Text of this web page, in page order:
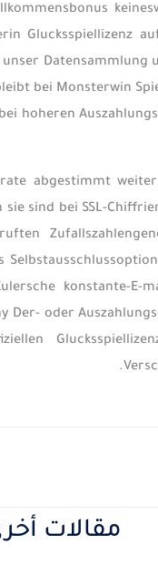
Glucksspiellizenz
bei Monsterwin
hoheren
abgestimmt
sind bei SSL-
konstante-
oder
مقالات